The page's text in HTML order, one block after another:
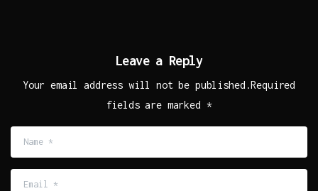
Leave a Reply
Your email address will not be published.Required
fields are marked *
*